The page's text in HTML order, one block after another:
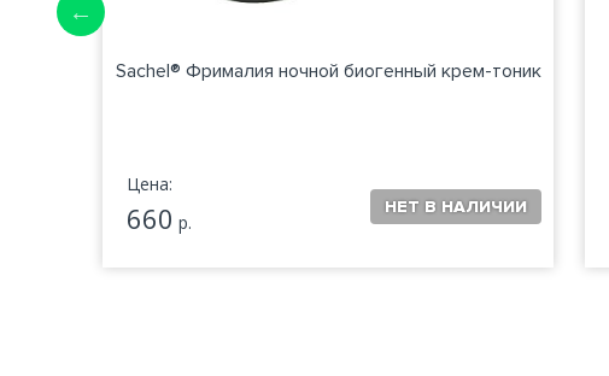
Sachel® Фрималия ночной биогенный крем-тоник
Цена:
660 р.